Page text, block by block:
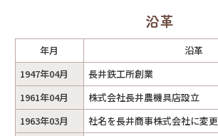
沿革
年月
沿革
1947年04月
長井鉄工所創業
1961年04月
株式会社長井農機具店設立
1963年03月
社名を長井商事株式会社に変更